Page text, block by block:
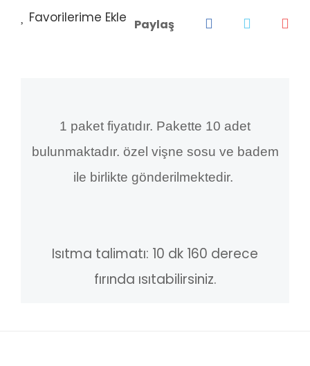
Paylaş
1 paket fiyatıdır. Pakette 10 adet
bulunmaktadır. özel vişne sosu ve badem
ile birlikte gönderilmektedir.
Isıtma talimatı: 10 dk 160 derece
fırında ısıtabilirsiniz.